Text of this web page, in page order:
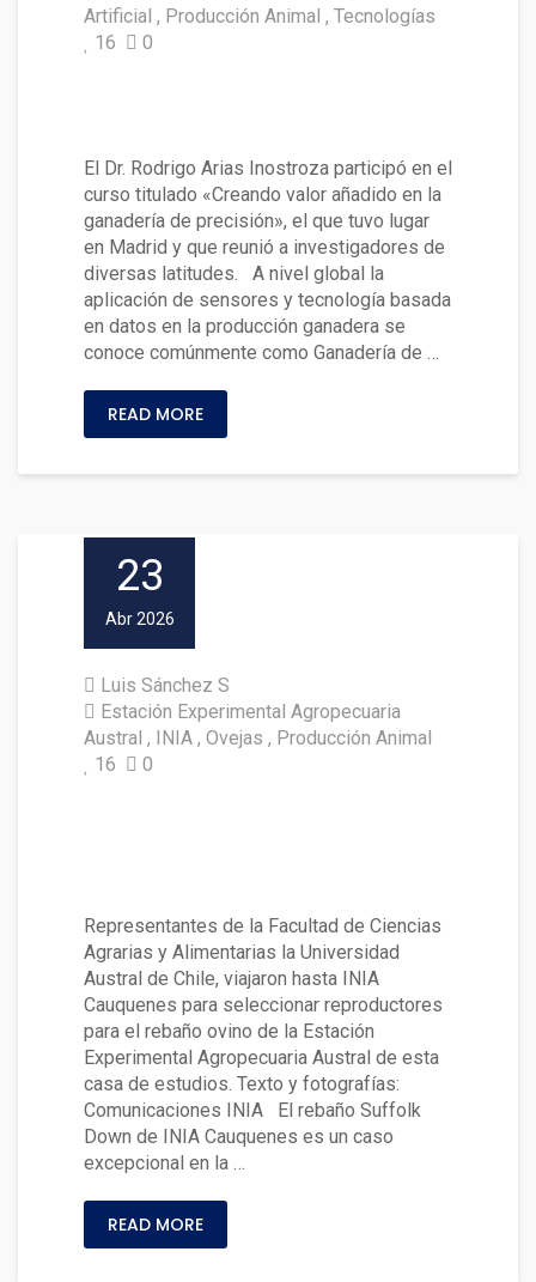
Artificial
Producción Animal
Tecnologías
16
0
El Dr. Rodrigo Arias Inostroza participó en el
curso titulado «Creando valor añadido en la
ganadería de precisión», el que tuvo lugar
en Madrid y que reunió a investigadores de
diversas latitudes. A nivel global la
aplicación de sensores y tecnología basada
en datos en la producción ganadera se
conoce comúnmente como Ganadería de …
READ MORE
23
Abr 2026
Luis Sánchez S
Estación Experimental Agropecuaria
Austral
INIA Ovejas
Producción Animal
16
0
Representantes de la Facultad de Ciencias
Agrarias y Alimentarias la Universidad
Austral de Chile, viajaron hasta INIA
Cauquenes para seleccionar reproductores
para el rebaño ovino de la Estación
Experimental Agropecuaria Austral de esta
casa de estudios. Texto y fotografías:
Comunicaciones INIA El rebaño Suffolk
Down de INIA Cauquenes es un caso
excepcional en la …
READ MORE